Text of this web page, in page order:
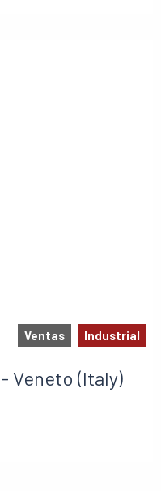
Ventas Industrial
Veneto (Italy)